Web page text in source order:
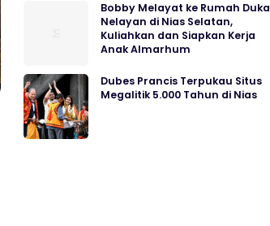
Bobby Melayat ke Rumah Duka
Nelayan di Nias Selatan,
Kuliahkan dan Siapkan Kerja
Anak Almarhum
Dubes Prancis Terpukau Situs
Megalitik 5.000 Tahun di Nias